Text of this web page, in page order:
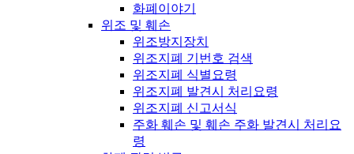
화폐이야기
위조 및 훼손
위조방지장치
위조지폐 기번호 검색
위조지폐 식별요령
위조지폐 발견시 처리요령
위조지폐 신고서식
주화 훼손 및 훼손 주화 발견시 처리요
령